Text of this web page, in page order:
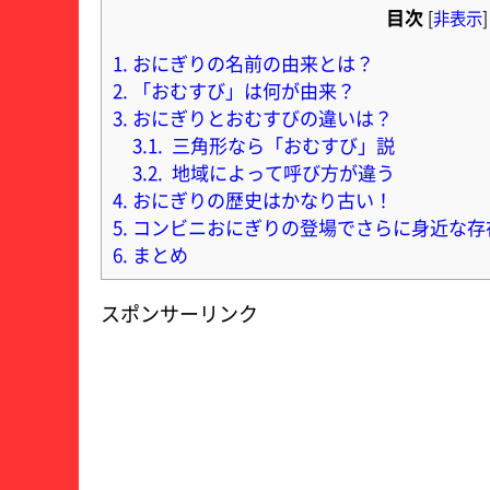
目次 [非表示]
1. おにぎりの名前の由来とは？
2.
「おむすび」は何が由来？
3. おにぎりとおむすびの違いは？
3.1. 三角形なら「おむすび」説
3.2. 地域によって呼び方が違う
4. おにぎりの歴史はかなり古い！
5. コンビニおにぎりの登場でさらに身近な
6. まとめ
スポンサーリンク